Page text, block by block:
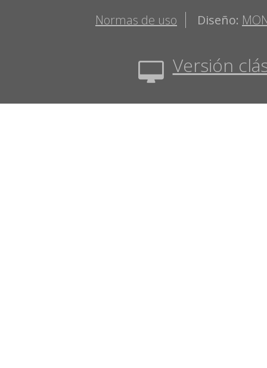
Normas de uso
Diseño:
Versión